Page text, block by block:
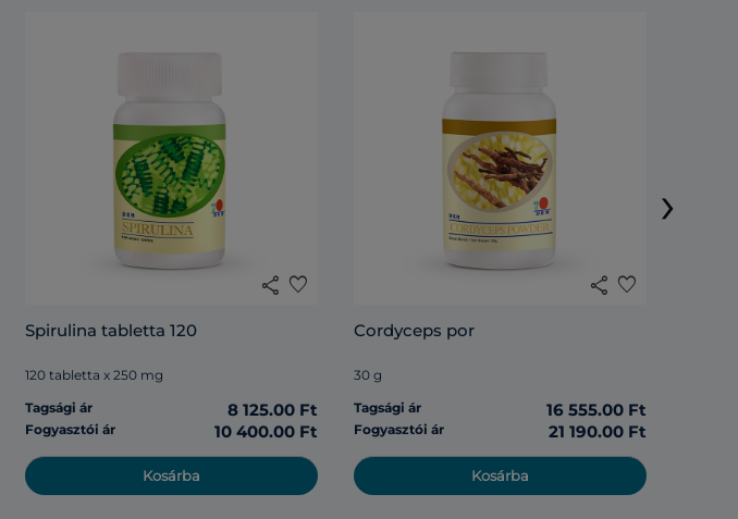
share favorite
Spirulina tabletta 120
120 tabletta x 250 mg
Tagsági ár
8 125.00 Ft
Fogyasztói ár 10 400.00 Ft
Kosárba
share favorite
Cordyceps por
30 g
Tagsági ár
16 555.00 Ft
Fogyasztói ár 21 190.00 Ft
Kosárba
›